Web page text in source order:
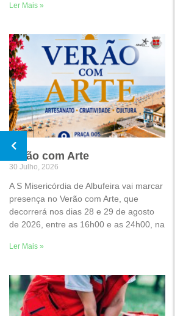
Ler Mais »
Verão com Arte
30 Julho, 2026
A S Misericórdia de Albufeira vai marcar
presença no Verão com Arte, que
decorrerá nos dias 28 e 29 de agosto
de 2026, entre as 16h00 e as 24h00, na
Ler Mais »